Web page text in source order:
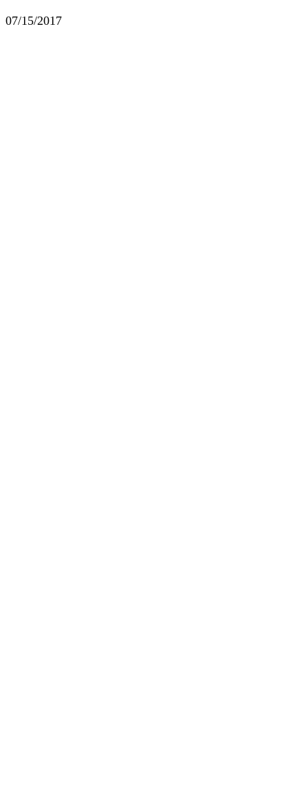
07/15/2017